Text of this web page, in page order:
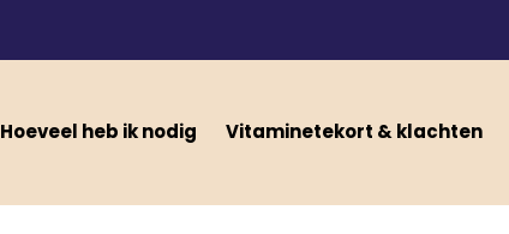
Hoeveel heb ik nodig Vitaminetekort & klachten